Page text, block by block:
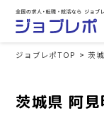
ジョブレポTOP 茨
茨城県 阿